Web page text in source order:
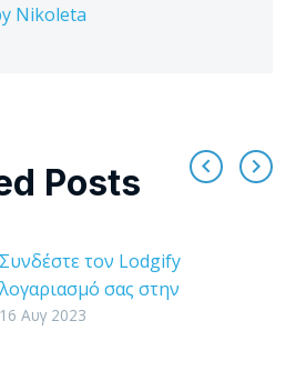
Nikoleta
Posts
Συνδέστε τον Lodgify
λογαριασμό σας στην
Tourmie
16 Αυγ 2023